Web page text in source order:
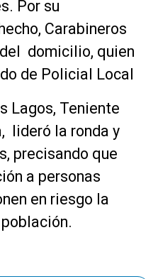
Por su
Carabineros
domicilio, quien
de Policial Local
Lagos, Teniente
lideró la ronda y
precisando que
a personas
en riesgo la